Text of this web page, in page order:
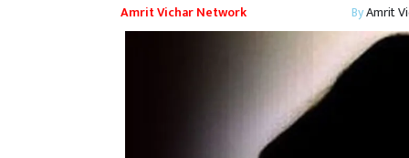
Amrit Vichar Network ByAmrit